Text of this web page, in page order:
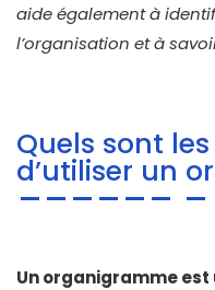
aide également à
l’organisation et à
Quels sont
d’utiliser un
Un organigramme